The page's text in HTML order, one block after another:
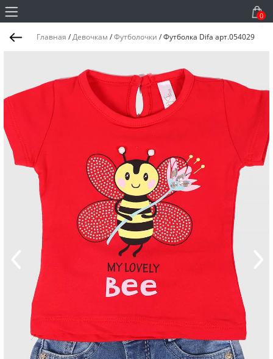
0
Главная /Девочкам /Футболочки /Футболка Difa арт.054029